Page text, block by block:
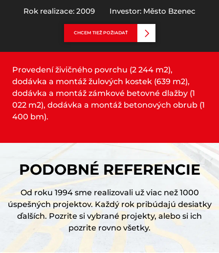
Rok realizace: 2009 Investor: Město Bzenec
CHCEM TIEŽ POŽIADAŤ
Provedení živičného povrchu (2 244 m2),
dodávka a montáž žulových kostek (639 m2),
dodávka a montáž zámkové betovné dlažby (1
022 m2), dodávka a montáž betonových obrub (1
400 bm).
PODOBNÉ REFERENCIE
Od roku 1994 sme realizovali už viac než 1000
úspešných projektov. Každý rok pribúdajú desiatky
ďalších. Pozrite si vybrané projekty, alebo si ich
pozrite rovno všetky.